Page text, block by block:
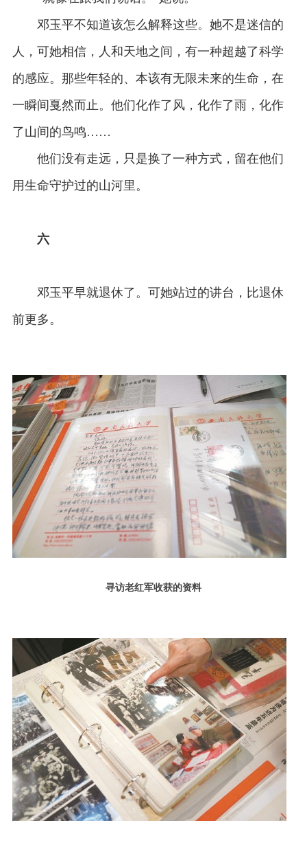
邓玉平不知道该怎么解释这些。她不是迷信的
人，可她相信，人和天地之间，有一种超越了科学
的感应。那些年轻的、本该有无限未来的生命，在
一瞬间戛然而止。他们化作了风，化作了雨，化作
了山间的鸟鸣……
他们没有走远，只是换了一种方式，留在他们
用生命守护过的山河里。
六
邓玉平早就退休了。可她站过的讲台，比退休
前更多。
寻访老红军收获的资料